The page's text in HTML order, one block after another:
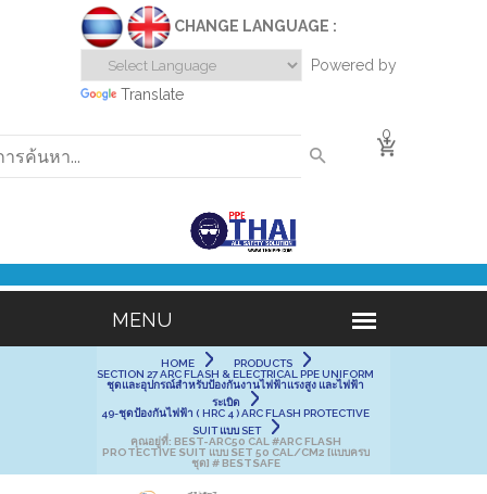
CHANGE LANGUAGE :
Powered by
Translate
0
HOME
PRODUCTS
SECTION 27 ARC FLASH & ELECTRICAL PPE UNIFORM
ชุดและอุปกรณ์สำหรับป้องกันงานไฟฟ้าแรงสูง และไฟฟ้า
ระเบิด
49-ชุดป้องกันไฟฟ้า ( HRC 4 ) ARC FLASH PROTECTIVE
SUIT แบบ SET
คุณอยู่ที่: BEST-ARC50 CAL #ARC FLASH
PROTECTIVE SUIT แบบ SET 50 CAL/CM2 [แบบครบ
ชุด] # BESTSAFE